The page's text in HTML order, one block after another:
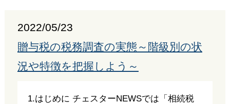
2022/05/23
贈与税の税務調査の実態～階級別の状
況や特徴を把握しよう～
1.はじめに チェスターNEWSでは「相続税